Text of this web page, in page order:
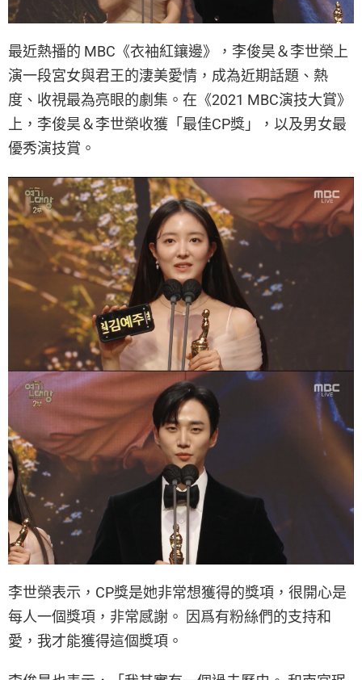
最近熱播的 MBC《衣袖紅鑲邊》，李俊昊＆李世榮上
演一段宮女與君王的淒美愛情，成為近期話題、熱
度、收視最為亮眼的劇集。在《2021 MBC演技大賞》
上，李俊昊＆李世榮收獲「最佳CP獎」，以及男女最
優秀演技賞。
李世榮表示，CP獎是她非常想獲得的獎項，很開心是
每人一個獎項，非常感謝。 因爲有粉絲們的支持和
愛，我才能獲得這個獎項。